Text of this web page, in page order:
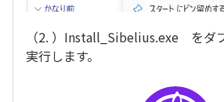
（2. ）Install_Sibelius.exe をダ
実行します。